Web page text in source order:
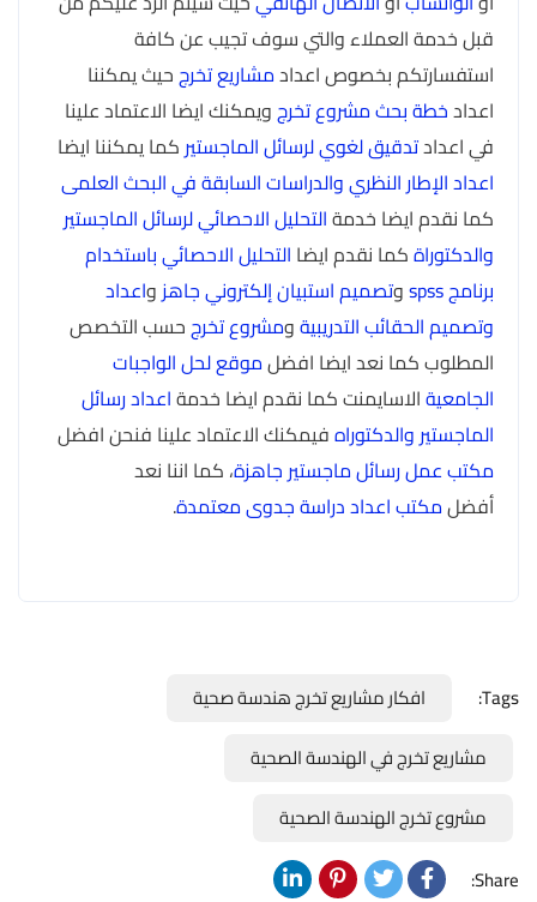
قبل خدمة العملاء والتي سوف تجيب عن كافة
استفسارتكم بخصوص اعدادمشاريع تخرجحيث يمكننا
اعدادخطة بحث مشروع تخرجويمكنك ايضا الاعتماد علينا
في اعدادتدقيق لغوي لرسائل الماجستير كما يمكننا ايضا
اعداد الإطار النظري والدراسات السابقة في البحث العلمى
كما نقدم ايضا خدمةالتحليل الاحصائي لرسائل الماجستير
والدكتوراةكما نقدم ايضا التحليل الاحصائي باستخدام
برنامج spss
وتصميم استبيان إلكتروني جاهز واعداد
وتصميم الحقائب التدريبيةومشروع تخرجحسب التخصص
المطلوب كما نعد ايضا افضلموقع لحل الواجبات
الجامعيةالاسايمنت كما نقدم ايضا خدمةاعداد رسائل
الماجستير والدكتوراهفيمكنك الاعتماد علينا فنحن افضل
مكتب عمل رسائل ماجستير جاهزة، كما اننا نعد
أفضلمكتب اعداد دراسة جدوى معتمدة.
Tags:
افكار مشاريع تخرج هندسة صحية
مشاريع تخرج في الهندسة الصحية
مشروع تخرج الهندسة الصحية
Share: